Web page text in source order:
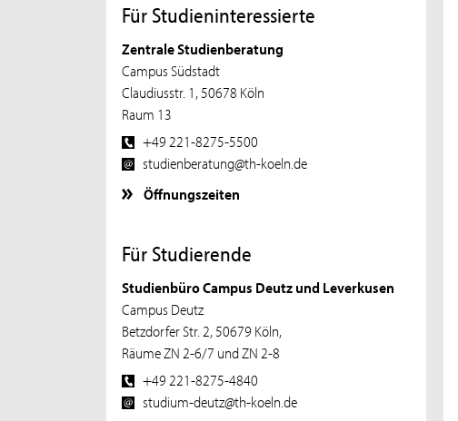
Für Studieninteressierte
Zentrale Studienberatung
Campus Südstadt
Claudiusstr. 1, 50678 Köln
Raum 13
+49 221-8275-5500
studienberatung@th-koeln.de
Öffnungszeiten
Für Studierende
Studienbüro Campus Deutz und Leverkusen
Campus Deutz
Betzdorfer Str. 2, 50679 Köln,
Räume ZN 2-6/7 und ZN 2-8
+49 221-8275-4840
studium-deutz@th-koeln.de